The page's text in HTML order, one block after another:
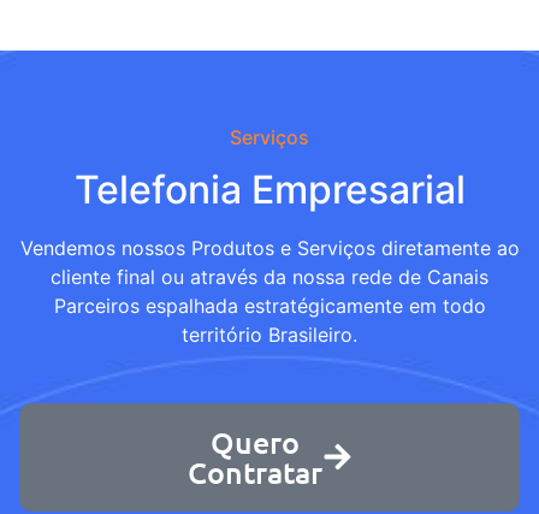
Serviços
Telefonia Empresarial
Vendemos nossos Produtos e Serviços diretamente ao
cliente final ou através da nossa rede de Canais
Parceiros espalhada estratégicamente em todo
território Brasileiro.
Quero
Contratar